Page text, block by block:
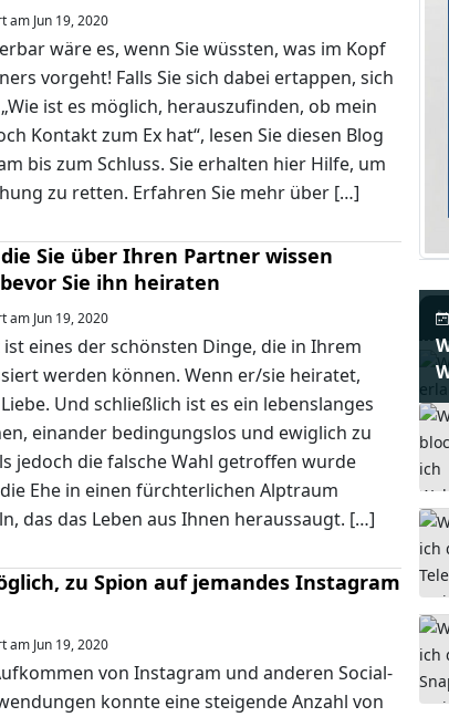
am Jun 19, 2020
wäre es, wenn Sie wüssten, was im Kopf
vorgeht! Falls Sie sich dabei ertappen, sich
ist es möglich, herauszufinden, ob mein
Kontakt zum Ex hat“, lesen Sie diesen Blog
bis zum Schluss. Sie erhalten hier Hilfe, um
zu retten. Erfahren Sie mehr über […]
Sie über Ihren Partner wissen
Sie ihn heiraten
am Jun 19, 2020
eines der schönsten Dinge, die in Ihrem
werden können. Wenn er/sie heiratet,
Und schließlich ist es ein lebenslanges
einander bedingungslos und ewiglich zu
jedoch die falsche Wahl getroffen wurde
Ehe in einen fürchterlichen Alptraum
das das Leben aus Ihnen heraussaugt. […]
zu Spion auf jemandes Instagram
am Jun 19, 2020
von Instagram und anderen Social-
konnte eine steigende Anzahl von